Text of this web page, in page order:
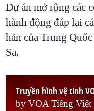
Dự án mở rộng các
hành động đáp lại
hãn của Trung
Sa.
Truyền hình vệ tinh
by VOA Tiếng Việt